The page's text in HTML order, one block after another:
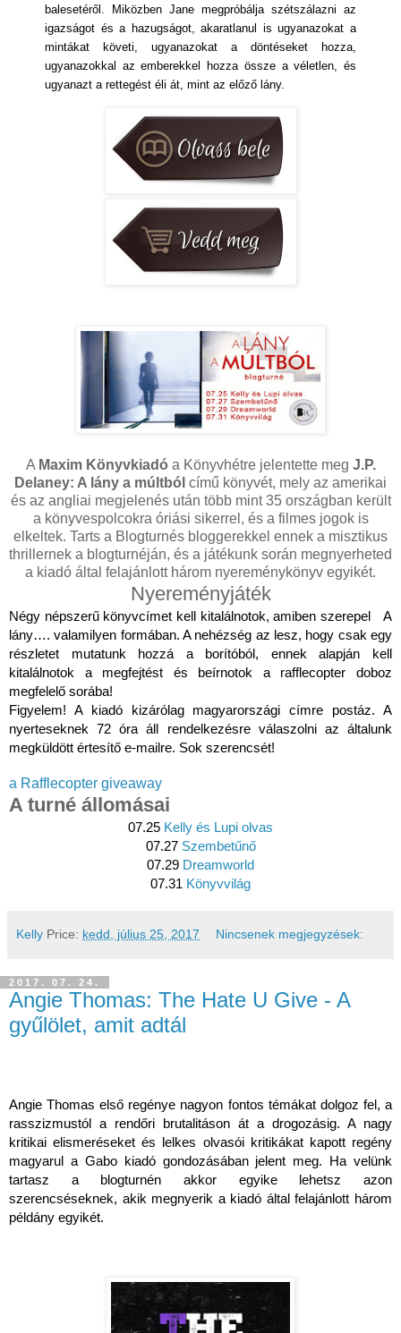
balesetéről. Miközben Jane megpróbálja szétszálazni az
igazságot és a hazugságot, akaratlanul is ugyanazokat a
mintákat követi, ugyanazokat a döntéseket hozza,
ugyanazokkal az emberekkel hozza össze a véletlen, és
ugyanazt a rettegést éli át, mint az előző lány.
A Maxim Könyvkiadó a Könyvhétre jelentette meg J.P.
Delaney: A lány a múltból című könyvét, mely az amerikai
és az angliai megjelenés után több mint 35 országban került
a könyvespolcokra óriási sikerrel, és a filmes jogok is
elkeltek. Tarts a Blogturnés bloggerekkel ennek a misztikus
thrillernek a blogturnéján, és a játékunk során megnyerheted
a kiadó által felajánlott három nyereménykönyv egyikét.
Nyereményjáték
Négy népszerű könyvcímet kell kitalálnotok, amiben szerepel A
lány…. valamilyen formában. A nehézség az lesz, hogy csak egy
részletet mutatunk hozzá a borítóból, ennek alapján kell
kitalálnotok a megfejtést és beírnotok a rafflecopter doboz
megfelelő sorába!
Figyelem! A kiadó kizárólag magyarországi címre postáz. A
nyerteseknek 72 óra áll rendelkezésre válaszolni az általunk
megküldött értesítő e-mailre. Sok szerencsét!
a Rafflecopter giveaway
A turné állomásai
07.25 Kelly és Lupi olvas
07.27 Szembetűnő
07.29 Dreamworld
07.31 Könyvvilág
Kelly Price: kedd, július 25, 2017 Nincsenek megjegyzések:
2017. 07. 24.
Angie Thomas: The Hate U Give - A
gyűlölet, amit adtál
Angie Thomas első regénye nagyon fontos témákat dolgoz fel, a
rasszizmustól a rendőri brutalitáson át a drogozásig. A nagy
kritikai elismeréseket és lelkes olvasói kritikákat kapott regény
magyarul a Gabo kiadó gondozásában jelent meg. Ha velünk
tartasz a blogturnén akkor egyike lehetsz azon
szerencséseknek, akik megnyerik a kiadó által felajánlott három
példány egyikét.